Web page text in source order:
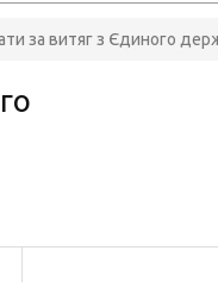
за витяг з Єдиного